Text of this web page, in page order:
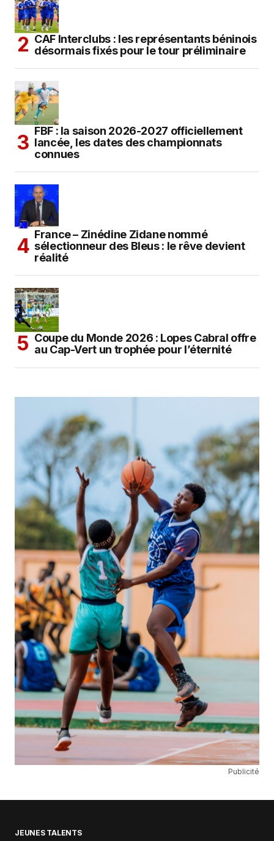
CAF Interclubs : les représentants béninois
désormais fixés pour le tour préliminaire
FBF : la saison 2026-2027 officiellement
lancée, les dates des championnats
connues
France – Zinédine Zidane nommé
sélectionneur des Bleus : le rêve devient
réalité
Coupe du Monde 2026 : Lopes Cabral offre
au Cap-Vert un trophée pour l’éternité
Publicité
JEUNES TALENTS